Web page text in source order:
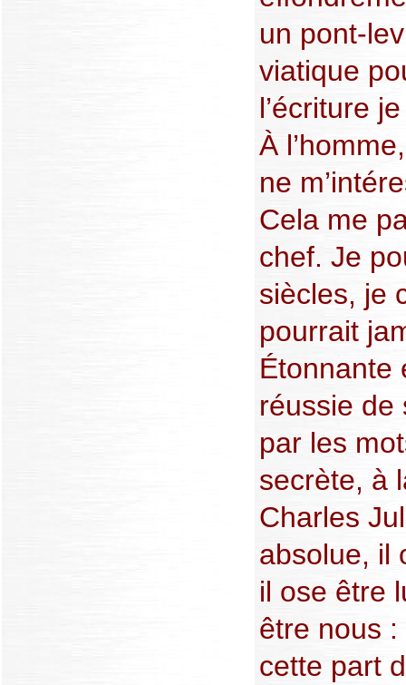
un pont-
viatique
l’écriture
À
ne
Cela me
chef. Je
siècles, je
pourrait
Étonnante
réussie de
par les
secrète, à
Charles
absolue, il
il ose être
être nous :
cette part